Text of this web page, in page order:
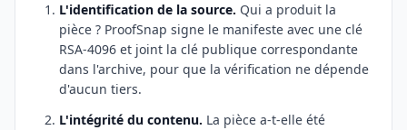
L'identification de la source. Qui a produit la
pièce ? ProofSnap signe le manifeste avec une clé
RSA-4096 et joint la clé publique correspondante
dans l'archive, pour que la vérification ne dépende
d'aucun tiers.
L'intégrité du contenu. La pièce a-t-elle été